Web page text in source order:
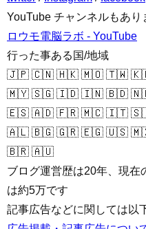
YouTube チャンネルもあり
ロウモ電脳ラボ - YouTube
行った事ある国/地域
🇯🇵 🇨🇳 🇭🇰 🇲🇴 🇹🇼
🇲🇾 🇸🇬 🇮🇩 🇮🇳 🇧🇩
🇪🇸 🇦🇩 🇫🇷 🇲🇨 🇮🇹
🇦🇱 🇧🇬 🇬🇷 🇪🇬 🇺🇸
🇧🇷 🇦🇺
ブログ運営歴は20年、現
は約5万です
記事広告などに関しては以